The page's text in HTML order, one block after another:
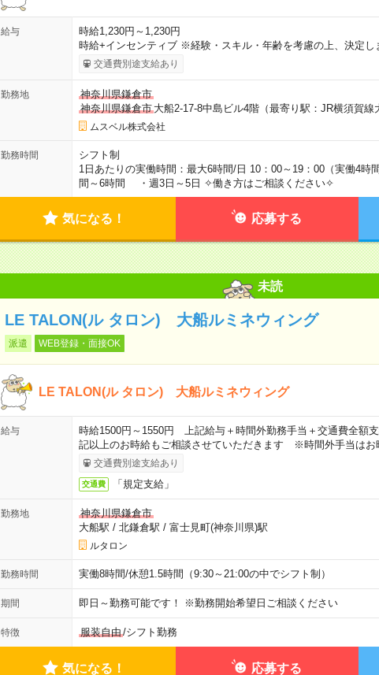
給与
時給1,230円～1,230円
時給+インセンティブ ※経験・スキル・年齢を考慮の上、決定し
交通費別途支給あり
勤務地
神奈川県鎌倉市
神奈川県鎌倉市大船2-17-8中島ビル4階（最寄り駅：JR横須賀線
ムスベル株式会社
勤務時間
シフト制
1日あたりの実働時間：最大6時間/日 10：00～19：00（実働4時
間～6時間 ・週3日～5日 ✧働き方はご相談ください✧
気になる！ 応募する
未読
LE TALON(ル タロン) 大船ルミネウィング
派遣 WEB登録・面接OK
LE TALON(ル タロン) 大船ルミネウィング
給与
時給1500円～1550円 上記給与＋時間外勤務手当＋交通費全
記以上のお時給もご相談させていただきます ※時間外手当はお
交通費別途支給あり
交通費 「規定支給」
勤務地
神奈川県鎌倉市
大船駅 / 北鎌倉駅 / 富士見町(神奈川県)駅
ルタロン
勤務時間 実働8時間/休憩1.5時間（9:30～21:00の中でシフト制）
期間 即日～勤務可能です！ ※勤務開始希望日ご相談ください
特徴 服装自由/シフト勤務
気になる！ 応募する